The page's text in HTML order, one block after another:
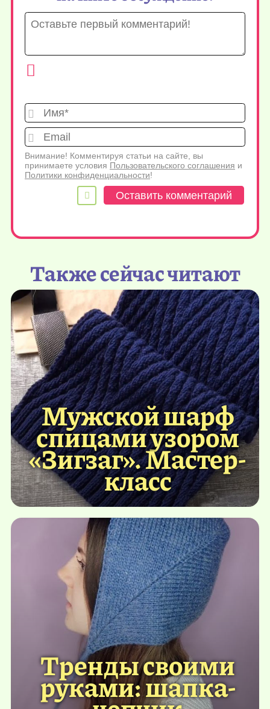
Имя*
Внимание! Комментируя статьи на сайте, вы
принимаете условия Пользовательского соглашения и
Политики конфиденциальности!
Также сейчас читают
Мужской шарф
спицами узором
«Зигзаг». Мастер-
класс
Тренды своими
руками: шапка-